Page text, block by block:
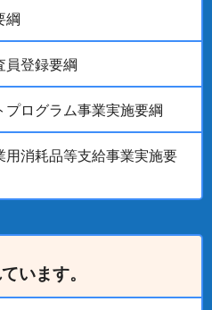
綱
員登録要綱
ログラム事業実施要綱
用消耗品等支給事業実施要
います。